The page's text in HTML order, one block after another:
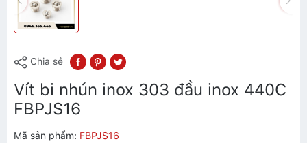
Chia sẻ
Vít bi nhún inox 303 đầu inox 440C
FBPJS16
Mã sản phẩm: FBPJS16